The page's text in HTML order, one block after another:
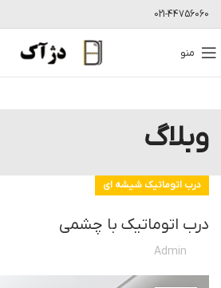
021-44756060
منو
وبلاگ
درب اتوماتیک شیشه ای
درب اتوماتیک با چشمی
Admin